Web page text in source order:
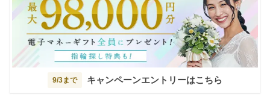
9/3まで キャンペーンエントリーはこちら